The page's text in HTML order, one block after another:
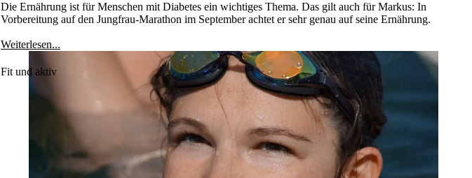
Die Ernährung ist für Menschen mit Diabetes ein wichtiges Thema. Das gilt auch für Markus: In
Vorbereitung auf den Jungfrau-Marathon im September achtet er sehr genau auf seine Ernährung.
Weiterlesen...
Fit und aktiv